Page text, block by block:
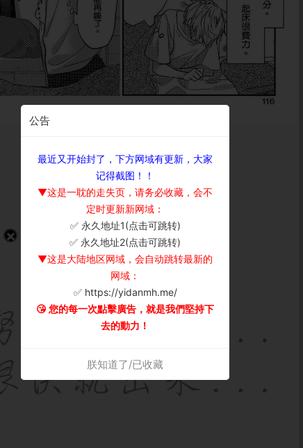
公告
最近又开始封了，下方网域有更新，大家
记得截图！！
▼这是一耽的走失页，请务必收藏，会不
定时更新新网域：
✅ 永久地址1(点击可跳转)
✅ 永久地址2(点击可跳转)
▼这是大陆地区网域，会自动跳转最新的
网域：
✅ https://yidanmh.me/
😘 您的每一次點擊廣告，就是我們堅持下
去的動力！
朕知道了/已收藏
×